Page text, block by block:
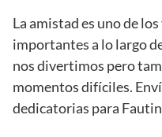
La amistad es uno de
importantes a lo largo
nos divertimos pero
momentos difíciles.
dedicatorias para